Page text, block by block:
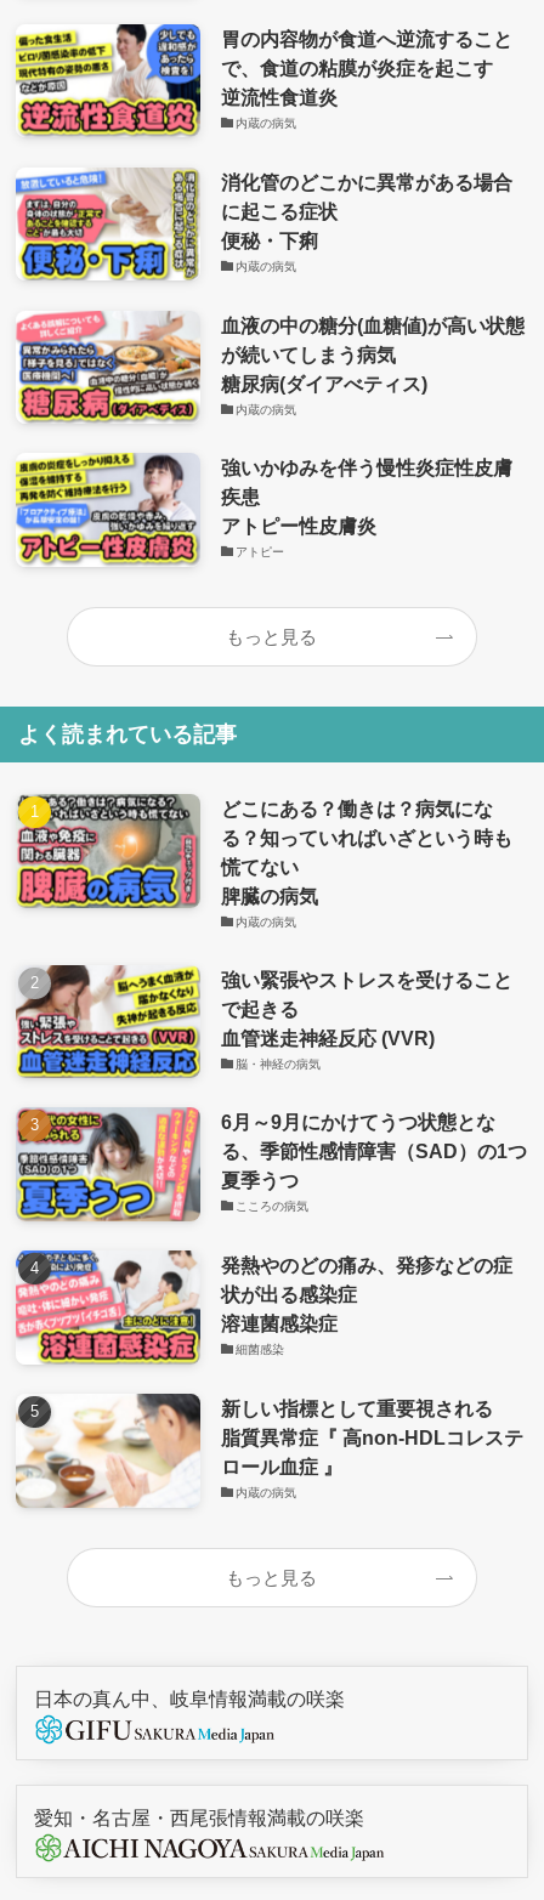
胃の内容物が食道へ逆流すること
で、食道の粘膜が炎症を起こす
逆流性食道炎
内蔵の病気
消化管のどこかに異常がある場合
に起こる症状
便秘・下痢
内蔵の病気
血液の中の糖分(血糖値)が高い状態
が続いてしまう病気
糖尿病(ダイアべティス)
内蔵の病気
強いかゆみを伴う慢性炎症性皮膚
疾患
アトピー性皮膚炎
アトピー
もっと見る
よく読まれている記事
どこにある？働きは？病気にな
る？知っていればいざという時も
慌てない
脾臓の病気
内蔵の病気
強い緊張やストレスを受けること
で起きる
血管迷走神経反応 (VVR)
脳・神経の病気
6月～9月にかけてうつ状態とな
る、季節性感情障害（SAD）の1つ
夏季うつ
こころの病気
発熱やのどの痛み、発疹などの症
状が出る感染症
溶連菌感染症
細菌感染
新しい指標として重要視される
脂質異常症『 高non-HDLコレステ
ロール血症 』
内蔵の病気
もっと見る
日本の真ん中、岐阜情報満載の咲楽
愛知・名古屋・西尾張情報満載の咲楽